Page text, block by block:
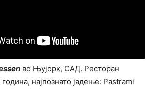
во Њујорк, САД. Ресторан
најпознато јадење: Pastrami